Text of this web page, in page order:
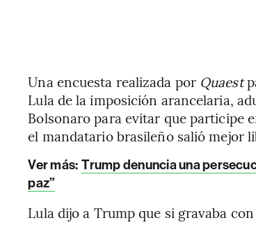
Una encuesta realizada por Quaest
Lula de la imposición arancelaria,
Bolsonaro para evitar que participe
el mandatario brasileño salió mejor
Ver más: Trump denuncia una
paz”
Lula dijo a Trump que si gravaba